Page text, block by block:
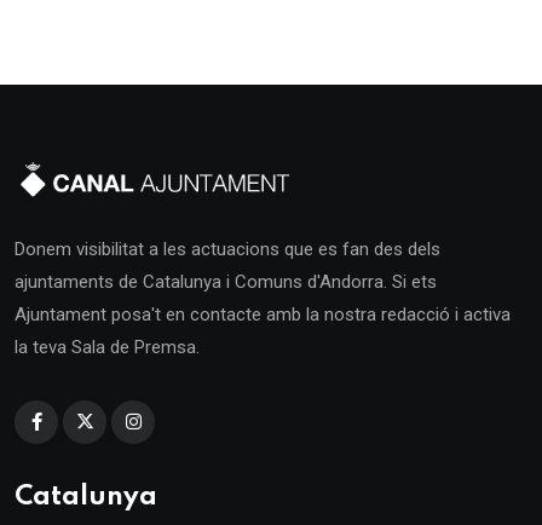
Donem visibilitat a les actuacions que es fan des dels
ajuntaments de Catalunya i Comuns d'Andorra. Si ets
Ajuntament posa't en contacte amb la nostra redacció i activa
la teva Sala de Premsa.
Catalunya